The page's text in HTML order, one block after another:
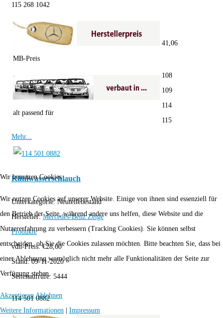
115 268 1042
MB-Preis
41,06
alt passend für
108
109
114
115
Mehr...
Kühlwasserschlauch
Unterkategorie: Neuteilebestand
Hersteller:Mercedes-Benz Zeige
Produkte
vdh-Preis:€28,60
Stand:09-11-2020
Seitenaufrufe: 5444
114 501 0882
Wir benutzen Cookies
Wir nutzen Cookies auf unserer Website. Einige von ihnen sind essenziell für
den Betrieb der Seite, während andere uns helfen, diese Website und die
Nutzererfahrung zu verbessern (Tracking Cookies). Sie können selbst
entscheiden, ob Sie die Cookies zulassen möchten. Bitte beachten Sie, dass bei
einer Ablehnung womöglich nicht mehr alle Funktionalitäten der Seite zur
Verfügung stehen.
Akzeptieren Ablehnen
Weitere Informationen
Impressum